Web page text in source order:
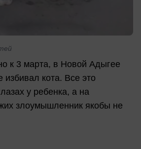
к 3 марта, в Новой Адыгее
избивал кота. Все это
у ребенка, а на
злоумышленник якобы не